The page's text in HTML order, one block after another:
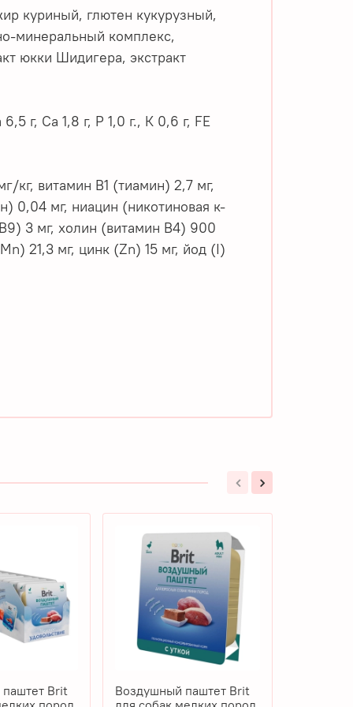
куриный, глютен кукурузный,
минеральный комплекс,
юкки Шидигера, экстракт
г, Са 1,8 г, P 1,0 г., К 0,6 г, FE
витамин B1 (тиамин) 2,7 мг,
0,04 мг, ниацин (никотиновая к-
3 мг, холин (витамин В4) 900
21,3 мг, цинк (Zn) 15 мг, йод (I)
Brit
Воздушный паштет Brit